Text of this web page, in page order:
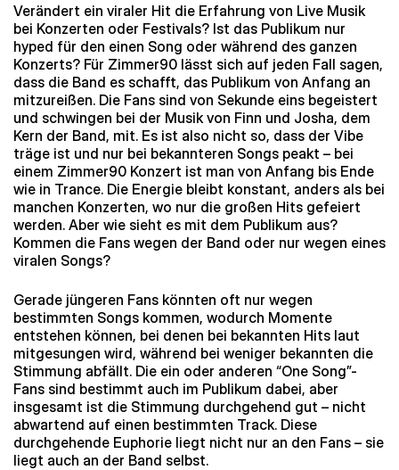
Verändert ein viraler Hit die Erfahrung von Live Musik
bei Konzerten oder Festivals? Ist das Publikum nur
hyped für den einen Song oder während des ganzen
Konzerts? Für Zimmer90 lässt sich auf jeden Fall sagen,
dass die Band es schafft, das Publikum von Anfang an
mitzureißen. Die Fans sind von Sekunde eins begeistert
und schwingen bei der Musik von Finn und Josha, dem
Kern der Band, mit. Es ist also nicht so, dass der Vibe
träge ist und nur bei bekannteren Songs peakt – bei
einem Zimmer90 Konzert ist man von Anfang bis Ende
wie in Trance. Die Energie bleibt konstant, anders als bei
manchen Konzerten, wo nur die großen Hits gefeiert
werden. Aber wie sieht es mit dem Publikum aus?
Kommen die Fans wegen der Band oder nur wegen eines
viralen Songs?
Gerade jüngeren Fans könnten oft nur wegen
bestimmten Songs kommen, wodurch Momente
entstehen können, bei denen bei bekannten Hits laut
mitgesungen wird, während bei weniger bekannten die
Stimmung abfällt. Die ein oder anderen “One Song”-
Fans sind bestimmt auch im Publikum dabei, aber
insgesamt ist die Stimmung durchgehend gut – nicht
abwartend auf einen bestimmten Track. Diese
durchgehende Euphorie liegt nicht nur an den Fans – sie
liegt auch an der Band selbst.